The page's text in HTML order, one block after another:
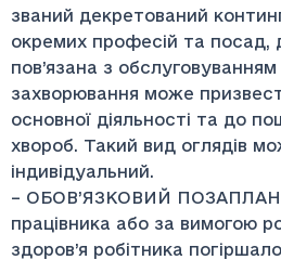
званий декретований
окремих професій та посад,
пов’язана з обслуговуванням
захворювання може
основної діяльності та до
хвороб. Такий вид оглядів
індивідуальний.
– ОБОВ’ЯЗКОВИЙ
працівника або за вимогою
здоров’я робітника